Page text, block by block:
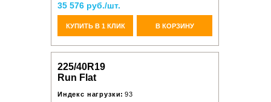
35 576 руб./шт.
КУПИТЬ В 1 КЛИК В КОРЗИНУ
225/40R19
Run Flat
Индекс нагрузки: 93